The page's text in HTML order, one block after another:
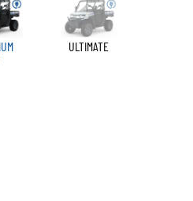
ULTIMATE